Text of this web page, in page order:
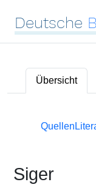
Deutsche
Übersicht
Quellen
Siger